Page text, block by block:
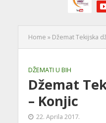
Home » Džemat Tekijska
DŽEMATI U BIH
Džemat
– Konjic
22. Aprila 2017.